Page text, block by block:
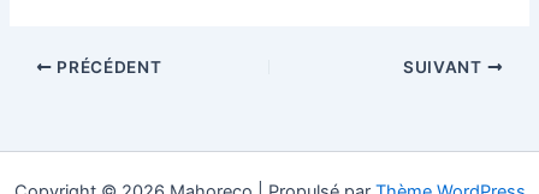
PRÉCÉDENT SUIVANT